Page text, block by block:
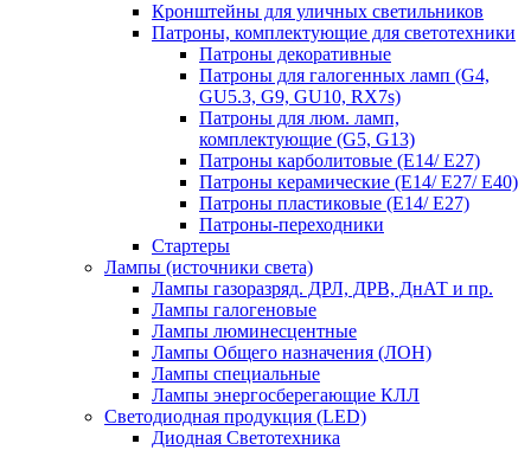
Кронштейны для уличных светильников
Патроны, комплектующие для светотехники
Патроны декоративные
Патроны для галогенных ламп (G4,
GU5.3, G9, GU10, RX7s)
Патроны для люм. ламп,
комплектующие (G5, G13)
Патроны карболитовые (E14/ E27)
Патроны керамические (E14/ E27/ E40)
Патроны пластиковые (E14/ E27)
Патроны-переходники
Стартеры
Лампы (источники света)
Лампы газоразряд. ДРЛ, ДРВ, ДнАТ и пр.
Лампы галогеновые
Лампы люминесцентные
Лампы Общего назначения (ЛОН)
Лампы специальные
Лампы энергосберегающие КЛЛ
Светодиодная продукция (LED)
Диодная Светотехника